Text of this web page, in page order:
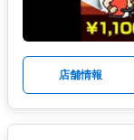
店舗情報